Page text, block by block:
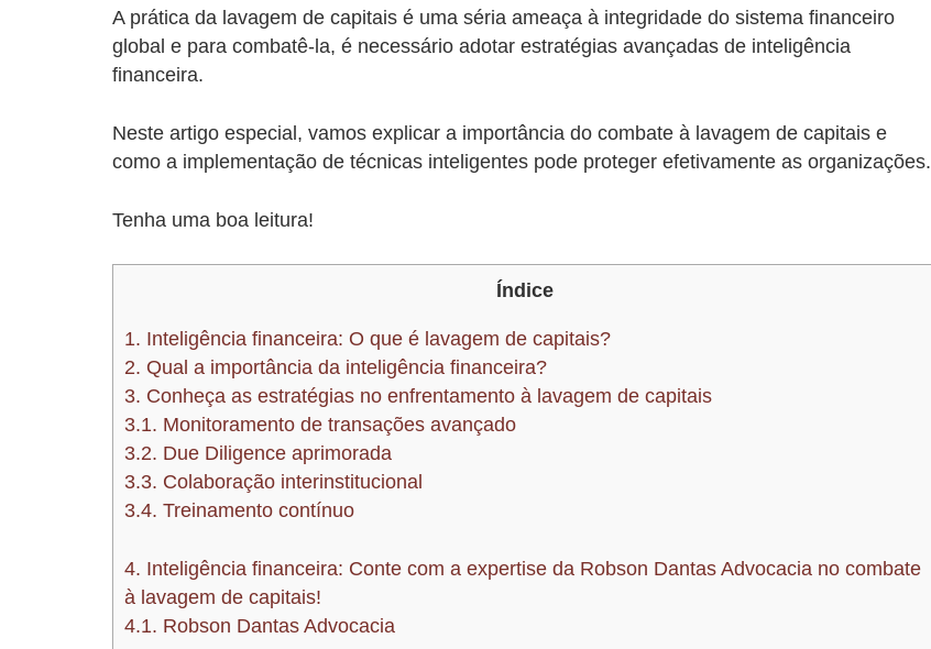
A prática da lavagem de capitais é uma séria ameaça à integridade do sistema financeiro
global e para combatê-la, é necessário adotar estratégias avançadas de inteligência
financeira.
Neste artigo especial, vamos explicar a importância do combate à lavagem de capitais e
como a implementação de técnicas inteligentes pode proteger efetivamente as organizações.
Tenha uma boa leitura!
Índice
1. Inteligência financeira: O que é lavagem de capitais?
2. Qual a importância da inteligência financeira?
3. Conheça as estratégias no enfrentamento à lavagem de capitais
3.1. Monitoramento de transações avançado
3.2. Due Diligence aprimorada
3.3. Colaboração interinstitucional
3.4. Treinamento contínuo
4. Inteligência financeira: Conte com a expertise da Robson Dantas Advocacia no combate
à lavagem de capitais!
4.1. Robson Dantas Advocacia